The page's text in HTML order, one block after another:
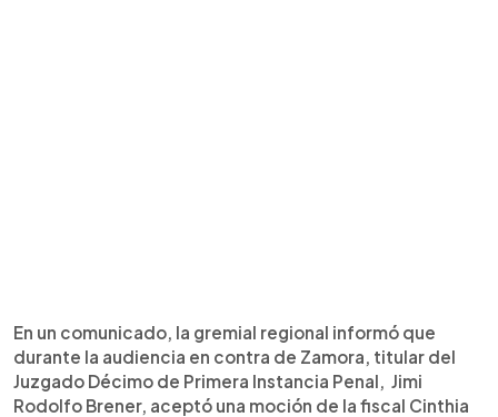
En un comunicado, la gremial regional informó que
durante la audiencia en contra de Zamora, titular del
Juzgado Décimo de Primera Instancia Penal, Jimi
Rodolfo Brener, aceptó una moción de la fiscal Cinthia